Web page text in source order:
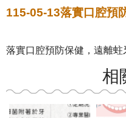
115-05-13落實口腔預
落實口腔預防保健，遠離蛀
相